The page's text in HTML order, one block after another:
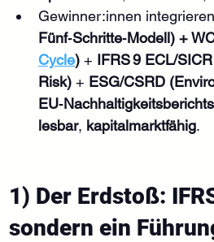
Gewinner:innen integrieren
Fünf‑Schritte‑Modell) +
Cycle) + IFRS 9 ECL/
Risk) + ESG/CSRD
lesbar, kapitalmarktfähig.
1) Der Erdstoß:
sondern ein